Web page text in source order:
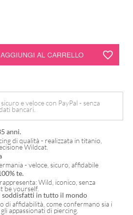
AGGIUNGI AL CARRELLO
e veloce con PayPal - senza
bancari.
anni.
di qualità - realizzata in titanio,
Wildcat.
- veloce, sicuro, affidabile
te.
Wild, iconico, senza
be yourself.
in tutto il mondo
di affidabilità, come confermano sia i
appassionati di piercing.